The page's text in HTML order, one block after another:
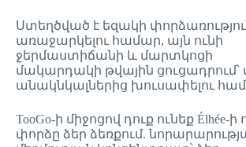
Ստեղծված է եզակի
առաջարկելու համար, այն ունի
ջերմաստիճանի և մարտկոցի
մակարդակի թվային
անակնկալներից խուսափելու
TooGo-ի միջոցով դուք ունեք Élhée-ի
փորձը ձեր ձեռքում.